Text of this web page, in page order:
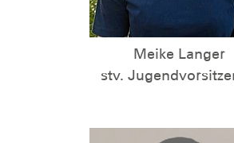
Meike Langer
stv.